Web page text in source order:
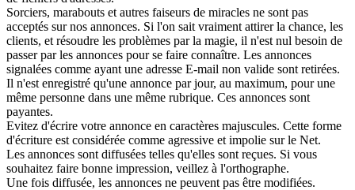
Sorciers, marabouts et autres faiseurs de miracles ne sont pas
acceptés sur nos annonces. Si l'on sait vraiment attirer la chance, les
clients, et résoudre les problèmes par la magie, il n'est nul besoin de
passer par les annonces pour se faire connaître. Les annonces
signalées comme ayant une adresse E-mail non valide sont retirées.
Il n'est enregistré qu'une annonce par jour, au maximum, pour une
même personne dans une même rubrique. Ces annonces sont
payantes.
Evitez d'écrire votre annonce en caractères majuscules. Cette forme
d'écriture est considérée comme agressive et impolie sur le Net.
Les annonces sont diffusées telles qu'elles sont reçues. Si vous
souhaitez faire bonne impression, veillez à l'orthographe.
Une fois diffusée, les annonces ne peuvent pas être modifiées.